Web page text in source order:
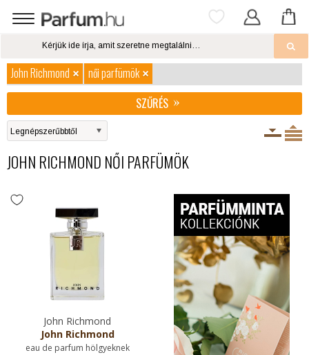
John Richmond
női parfümök
SZŰRÉS
JOHN RICHMOND NŐI PARFÜMÖK
John Richmond
John Richmond
eau de parfum hölgyeknek